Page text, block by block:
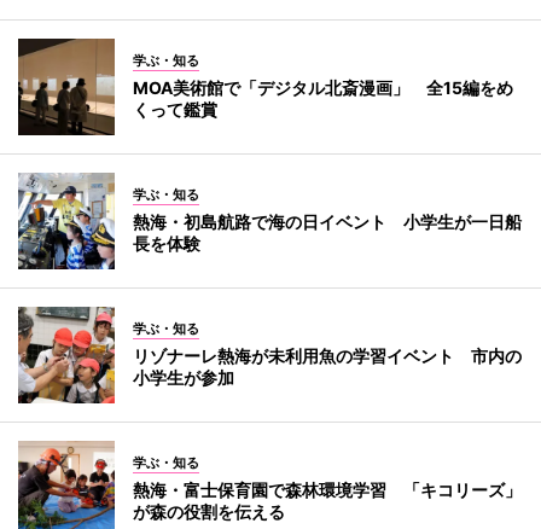
学ぶ・知る
MOA美術館で「デジタル北斎漫画」 全15編をめ
くって鑑賞
学ぶ・知る
熱海・初島航路で海の日イベント 小学生が一日船
長を体験
学ぶ・知る
リゾナーレ熱海が未利用魚の学習イベント 市内の
小学生が参加
学ぶ・知る
熱海・富士保育園で森林環境学習 「キコリーズ」
が森の役割を伝える